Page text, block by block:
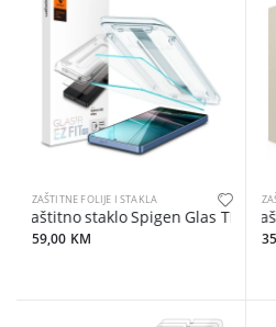
ZAŠTITNE FOLIJE I STAKLA
Zaštitno staklo Spigen Glas TR EZ
59,00 KM